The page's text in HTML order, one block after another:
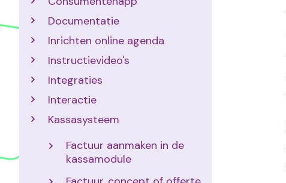
Documentatie
Inrichten online agenda
Instructievideo's
Integraties
Interactie
Kassasysteem
Factuur aanmaken in de
kassamodule